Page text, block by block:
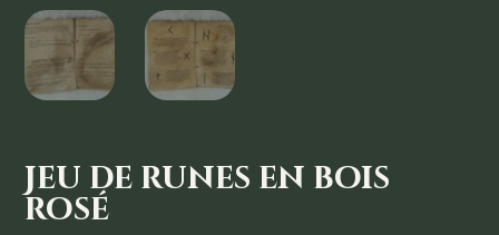
Jeu de runes en bois
rosé